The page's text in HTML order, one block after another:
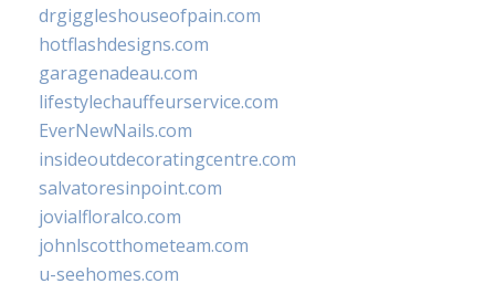
drgiggleshouseofpain.com
hotflashdesigns.com
garagenadeau.com
lifestylechauffeurservice.com
EverNewNails.com
insideoutdecoratingcentre.com
salvatoresinpoint.com
jovialfloralco.com
johnlscotthometeam.com
u-seehomes.com